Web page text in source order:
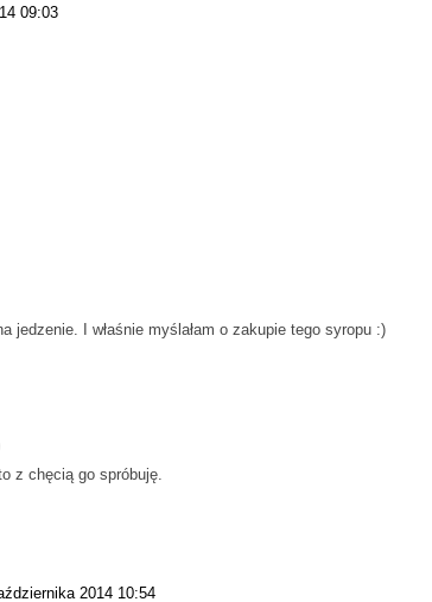
09:03
jedzenie. I właśnie myślałam o zakupie tego syropu :)
z chęcią go spróbuję.
2014 10:54